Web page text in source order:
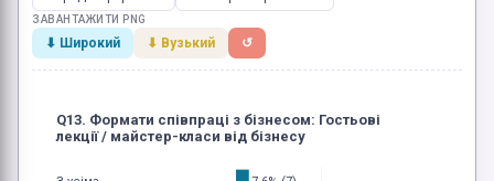
ЗАВАНТАЖИТИ PNG
⬇ Широкий ⬇ Вузький ↺
Q13. Формати співпраці з бізнесом: Гостьові
лекції / майстер-класи від бізнесу